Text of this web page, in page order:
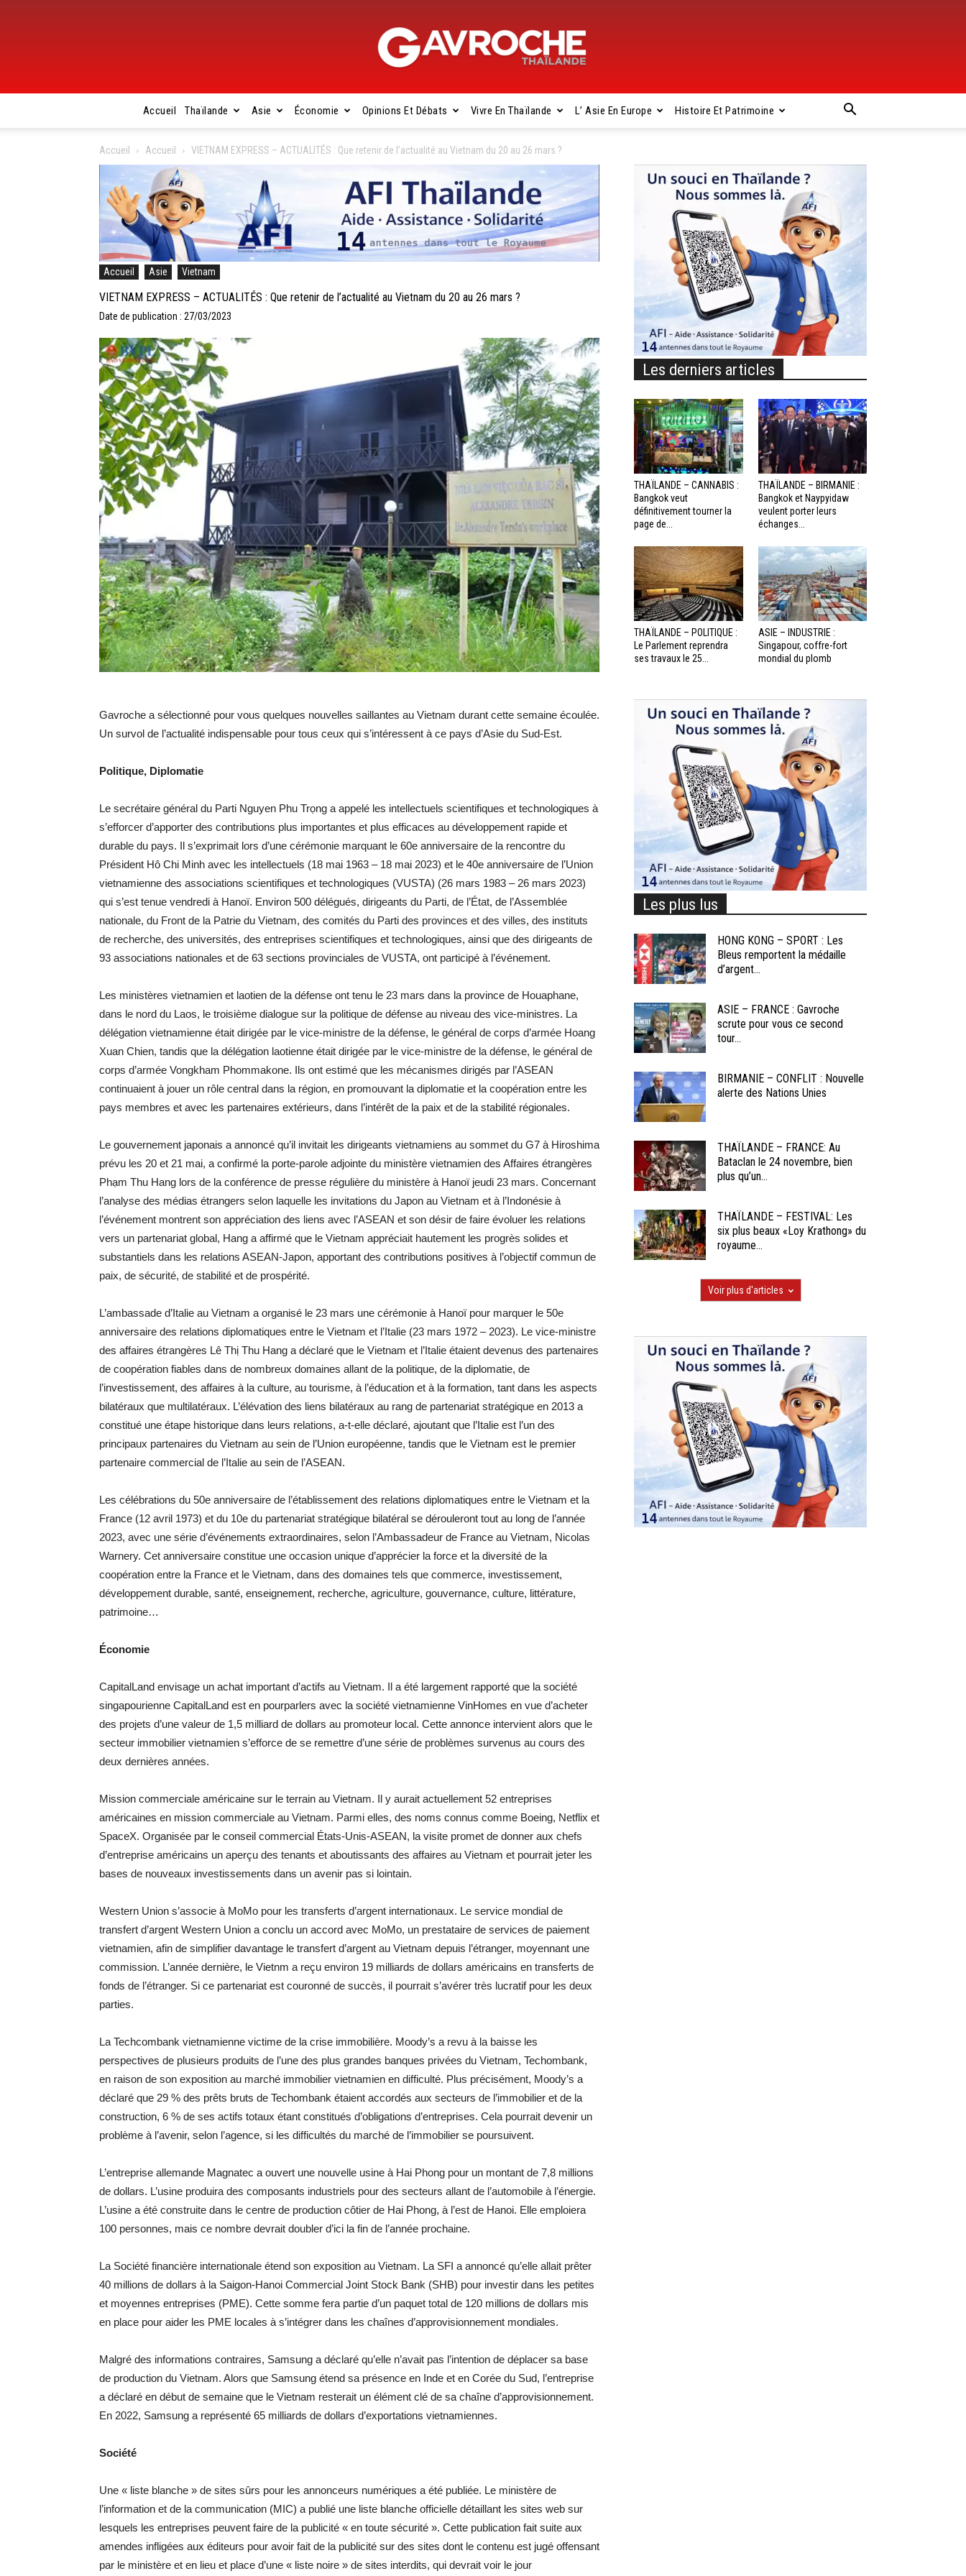
Gavroche
Thaïlande
Accueil Thaïlande Asie Économie Opinions Et Débats Vivre En Thaïlande L’ Asie En Europe Histoire Et Patrimoine
Accueil Accueil VIETNAM EXPRESS – ACTUALITÉS : Que retenir de l’actualité au Vietnam du 20 au 26 mars ?
Accueil Asie Vietnam
VIETNAM EXPRESS – ACTUALITÉS : Que retenir de l’actualité au Vietnam du 20 au 26 mars ?
Date de publication : 27/03/2023
Gavroche a sélectionné pour vous quelques nouvelles saillantes au Vietnam durant cette semaine écoulée.
Un survol de l’actualité indispensable pour tous ceux qui s’intéressent à ce pays d’Asie du Sud-Est.
Politique, Diplomatie
Le secrétaire général du Parti Nguyen Phu Trọng a appelé les intellectuels scientifiques et technologiques à
s’efforcer d’apporter des contributions plus importantes et plus efficaces au développement rapide et
durable du pays. Il s’exprimait lors d’une cérémonie marquant le 60e anniversaire de la rencontre du
Président Hô Chi Minh avec les intellectuels (18 mai 1963 – 18 mai 2023) et le 40e anniversaire de l’Union
vietnamienne des associations scientifiques et technologiques (VUSTA) (26 mars 1983 – 26 mars 2023)
qui s’est tenue vendredi à Hanoï. Environ 500 délégués, dirigeants du Parti, de l’État, de l’Assemblée
nationale, du Front de la Patrie du Vietnam, des comités du Parti des provinces et des villes, des instituts
de recherche, des universités, des entreprises scientifiques et technologiques, ainsi que des dirigeants de
93 associations nationales et de 63 sections provinciales de VUSTA, ont participé à l’événement.
Les ministères vietnamien et laotien de la défense ont tenu le 23 mars dans la province de Houaphane,
dans le nord du Laos, le troisième dialogue sur la politique de défense au niveau des vice-ministres. La
délégation vietnamienne était dirigée par le vice-ministre de la défense, le général de corps d’armée Hoang
Xuan Chien, tandis que la délégation laotienne était dirigée par le vice-ministre de la défense, le général de
corps d’armée Vongkham Phommakone. Ils ont estimé que les mécanismes dirigés par l’ASEAN
continuaient à jouer un rôle central dans la région, en promouvant la diplomatie et la coopération entre les
pays membres et avec les partenaires extérieurs, dans l’intérêt de la paix et de la stabilité régionales.
Le gouvernement japonais a annoncé qu’il invitait les dirigeants vietnamiens au sommet du G7 à Hiroshima
prévu les 20 et 21 mai, a confirmé la porte-parole adjointe du ministère vietnamien des Affaires étrangères
Phạm Thu Hang lors de la conférence de presse régulière du ministère à Hanoï jeudi 23 mars. Concernant
l’analyse des médias étrangers selon laquelle les invitations du Japon au Vietnam et à l’Indonésie à
l’événement montrent son appréciation des liens avec l’ASEAN et son désir de faire évoluer les relations
vers un partenariat global, Hang a affirmé que le Vietnam appréciait hautement les progrès solides et
substantiels dans les relations ASEAN-Japon, apportant des contributions positives à l’objectif commun de
paix, de sécurité, de stabilité et de prospérité.
L’ambassade d’Italie au Vietnam a organisé le 23 mars une cérémonie à Hanoï pour marquer le 50e
anniversaire des relations diplomatiques entre le Vietnam et l’Italie (23 mars 1972 – 2023). Le vice-ministre
des affaires étrangères Lê Thị Thu Hang a déclaré que le Vietnam et l’Italie étaient devenus des partenaires
de coopération fiables dans de nombreux domaines allant de la politique, de la diplomatie, de
l’investissement, des affaires à la culture, au tourisme, à l’éducation et à la formation, tant dans les aspects
bilatéraux que multilatéraux. L’élévation des liens bilatéraux au rang de partenariat stratégique en 2013 a
constitué une étape historique dans leurs relations, a-t-elle déclaré, ajoutant que l’Italie est l’un des
principaux partenaires du Vietnam au sein de l’Union européenne, tandis que le Vietnam est le premier
partenaire commercial de l’Italie au sein de l’ASEAN.
Les célébrations du 50e anniversaire de l’établissement des relations diplomatiques entre le Vietnam et la
France (12 avril 1973) et du 10e du partenariat stratégique bilatéral se dérouleront tout au long de l’année
2023, avec une série d’événements extraordinaires, selon l’Ambassadeur de France au Vietnam, Nicolas
Warnery. Cet anniversaire constitue une occasion unique d’apprécier la force et la diversité de la
coopération entre la France et le Vietnam, dans des domaines tels que commerce, investissement,
développement durable, santé, enseignement, recherche, agriculture, gouvernance, culture, littérature,
patrimoine…
Économie
CapitalLand envisage un achat important d’actifs au Vietnam. Il a été largement rapporté que la société
singapourienne CapitalLand est en pourparlers avec la société vietnamienne VinHomes en vue d’acheter
des projets d’une valeur de 1,5 milliard de dollars au promoteur local. Cette annonce intervient alors que le
secteur immobilier vietnamien s’efforce de se remettre d’une série de problèmes survenus au cours des
deux dernières années.
Mission commerciale américaine sur le terrain au Vietnam. Il y aurait actuellement 52 entreprises
américaines en mission commerciale au Vietnam. Parmi elles, des noms connus comme Boeing, Netflix et
SpaceX. Organisée par le conseil commercial États-Unis-ASEAN, la visite promet de donner aux chefs
d’entreprise américains un aperçu des tenants et aboutissants des affaires au Vietnam et pourrait jeter les
bases de nouveaux investissements dans un avenir pas si lointain.
Western Union s’associe à MoMo pour les transferts d’argent internationaux. Le service mondial de
transfert d’argent Western Union a conclu un accord avec MoMo, un prestataire de services de paiement
vietnamien, afin de simplifier davantage le transfert d’argent au Vietnam depuis l’étranger, moyennant une
commission. L’année dernière, le Vietnm a reçu environ 19 milliards de dollars américains en transferts de
fonds de l’étranger. Si ce partenariat est couronné de succès, il pourrait s’avérer très lucratif pour les deux
parties.
La Techcombank vietnamienne victime de la crise immobilière. Moody’s a revu à la baisse les
perspectives de plusieurs produits de l’une des plus grandes banques privées du Vietnam, Techombank,
en raison de son exposition au marché immobilier vietnamien en difficulté. Plus précisément, Moody’s a
déclaré que 29 % des prêts bruts de Techombank étaient accordés aux secteurs de l’immobilier et de la
construction, 6 % de ses actifs totaux étant constitués d’obligations d’entreprises. Cela pourrait devenir un
problème à l’avenir, selon l’agence, si les difficultés du marché de l’immobilier se poursuivent.
L’entreprise allemande Magnatec a ouvert une nouvelle usine à Hai Phong pour un montant de 7,8 millions
de dollars. L’usine produira des composants industriels pour des secteurs allant de l’automobile à l’énergie.
L’usine a été construite dans le centre de production côtier de Hai Phong, à l’est de Hanoi. Elle emploiera
100 personnes, mais ce nombre devrait doubler d’ici la fin de l’année prochaine.
La Société financière internationale étend son exposition au Vietnam. La SFI a annoncé qu’elle allait prêter
40 millions de dollars à la Saigon-Hanoi Commercial Joint Stock Bank (SHB) pour investir dans les petites
et moyennes entreprises (PME). Cette somme fera partie d’un paquet total de 120 millions de dollars mis
en place pour aider les PME locales à s’intégrer dans les chaînes d’approvisionnement mondiales.
Malgré des informations contraires, Samsung a déclaré qu’elle n’avait pas l’intention de déplacer sa base
de production du Vietnam. Alors que Samsung étend sa présence en Inde et en Corée du Sud, l’entreprise
a déclaré en début de semaine que le Vietnam resterait un élément clé de sa chaîne d’approvisionnement.
En 2022, Samsung a représenté 65 milliards de dollars d’exportations vietnamiennes.
Société
Une « liste blanche » de sites sûrs pour les annonceurs numériques a été publiée. Le ministère de
l’information et de la communication (MIC) a publié une liste blanche officielle détaillant les sites web sur
lesquels les entreprises peuvent faire de la publicité « en toute sécurité ». Cette publication fait suite aux
amendes infligées aux éditeurs pour avoir fait de la publicité sur des sites dont le contenu est jugé offensant
par le ministère et en lieu et place d’une « liste noire » de sites interdits, qui devrait voir le jour
Les derniers articles
THAÏLANDE – CANNABIS :
Bangkok veut
définitivement tourner la
page de...
THAÏLANDE – BIRMANIE :
Bangkok et Naypyidaw
veulent porter leurs
échanges...
THAÏLANDE – POLITIQUE :
Le Parlement reprendra
ses travaux le 25...
ASIE – INDUSTRIE :
Singapour, coffre-fort
mondial du plomb
Les plus lus
HONG KONG – SPORT : Les
Bleus remportent la médaille
d’argent...
ASIE – FRANCE : Gavroche
scrute pour vous ce second
tour...
BIRMANIE – CONFLIT : Nouvelle
alerte des Nations Unies
THAÏLANDE – FRANCE: Au
Bataclan le 24 novembre, bien
plus qu’un...
THAÏLANDE – FESTIVAL: Les
six plus beaux «Loy Krathong» du
royaume...
Voir plus d'articles